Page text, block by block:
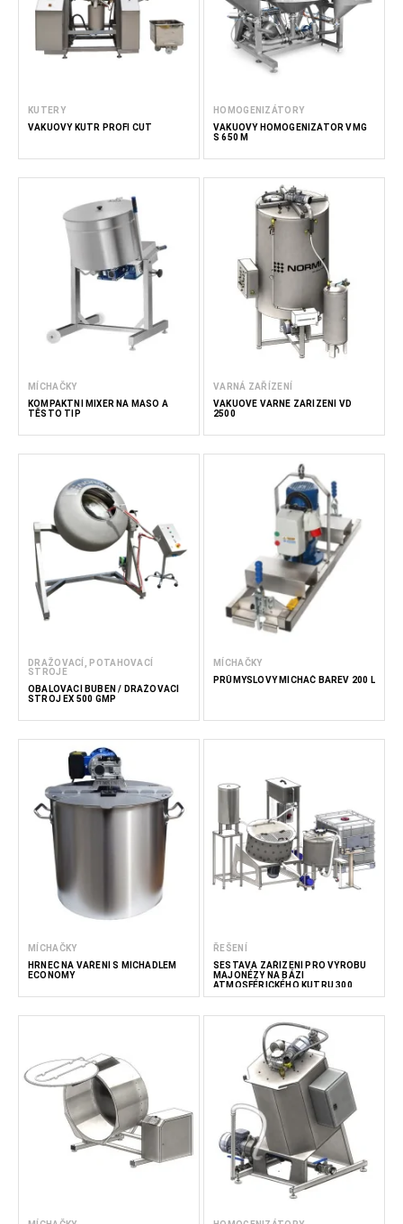
KUTERY
VAKUOVÝ KUTR PROFI CUT
HOMOGENIZÁTORY
VAKUOVÝ HOMOGENIZÁTOR VMG
S 650 M
MÍCHAČKY
KOMPAKTNÍ MIXÉR NA MASO A
TĚSTO TIP
VARNÁ ZAŘÍZENÍ
VAKUOVÉ VARNÉ ZAŘÍZENÍ VD
2500
DRAŽOVACÍ, POTAHOVACÍ
STROJE
OBALOVACÍ BUBEN / DRAŽOVACÍ
STROJ EX 500 GMP
MÍCHAČKY
PRŮMYSLOVÝ MÍCHAČ BAREV 200 L
MÍCHAČKY
HRNEC NA VAŘENÍ S MÍCHADLEM
ECONOMY
ŘEŠENÍ
SESTAVA ZAŘÍZENÍ PRO VÝROBU
MAJONÉZY NA BÁZI
ATMOSFÉRICKÉHO KUTRU 300